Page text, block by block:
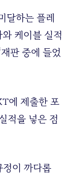
달하는 플레
케이블 실적
판 중에 들었
에 제출한 포
적을 넣은 점
이 까다롭